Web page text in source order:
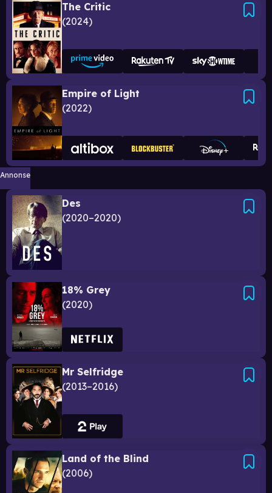
The Critic
2024
Empire of Light
2022
Annonse
Des
2020–2020
18% Grey
2020
Mr Selfridge
2013–2016
Land of the Blind
2006